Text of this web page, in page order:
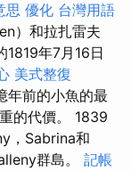
思 優化 台灣用語
）和拉扎雷夫
1819年7月16日
美式整復
年前的小魚的最
的代價。 1839
，Sabrina和
群島。 記帳